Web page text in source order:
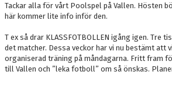
Tackar alla för vårt Poolspel på Vallen. Hösten
här kommer lite info inför den.
T ex så drar KLASSFOTBOLLEN igång igen. Tre
det matcher. Dessa veckor har vi nu bestämt att
organiserad träning på måndagarna. Fritt fram
till Vallen och ”leka fotboll” om så önskas.